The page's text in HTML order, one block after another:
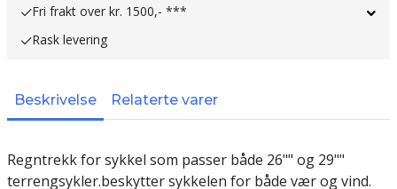
Fri frakt over kr. 1500,- ***
Rask levering
Beskrivelse Relaterte varer
Regntrekk for sykkel som passer både 26"" og 29""
terrengsykler.beskytter sykkelen for både vær og vind.